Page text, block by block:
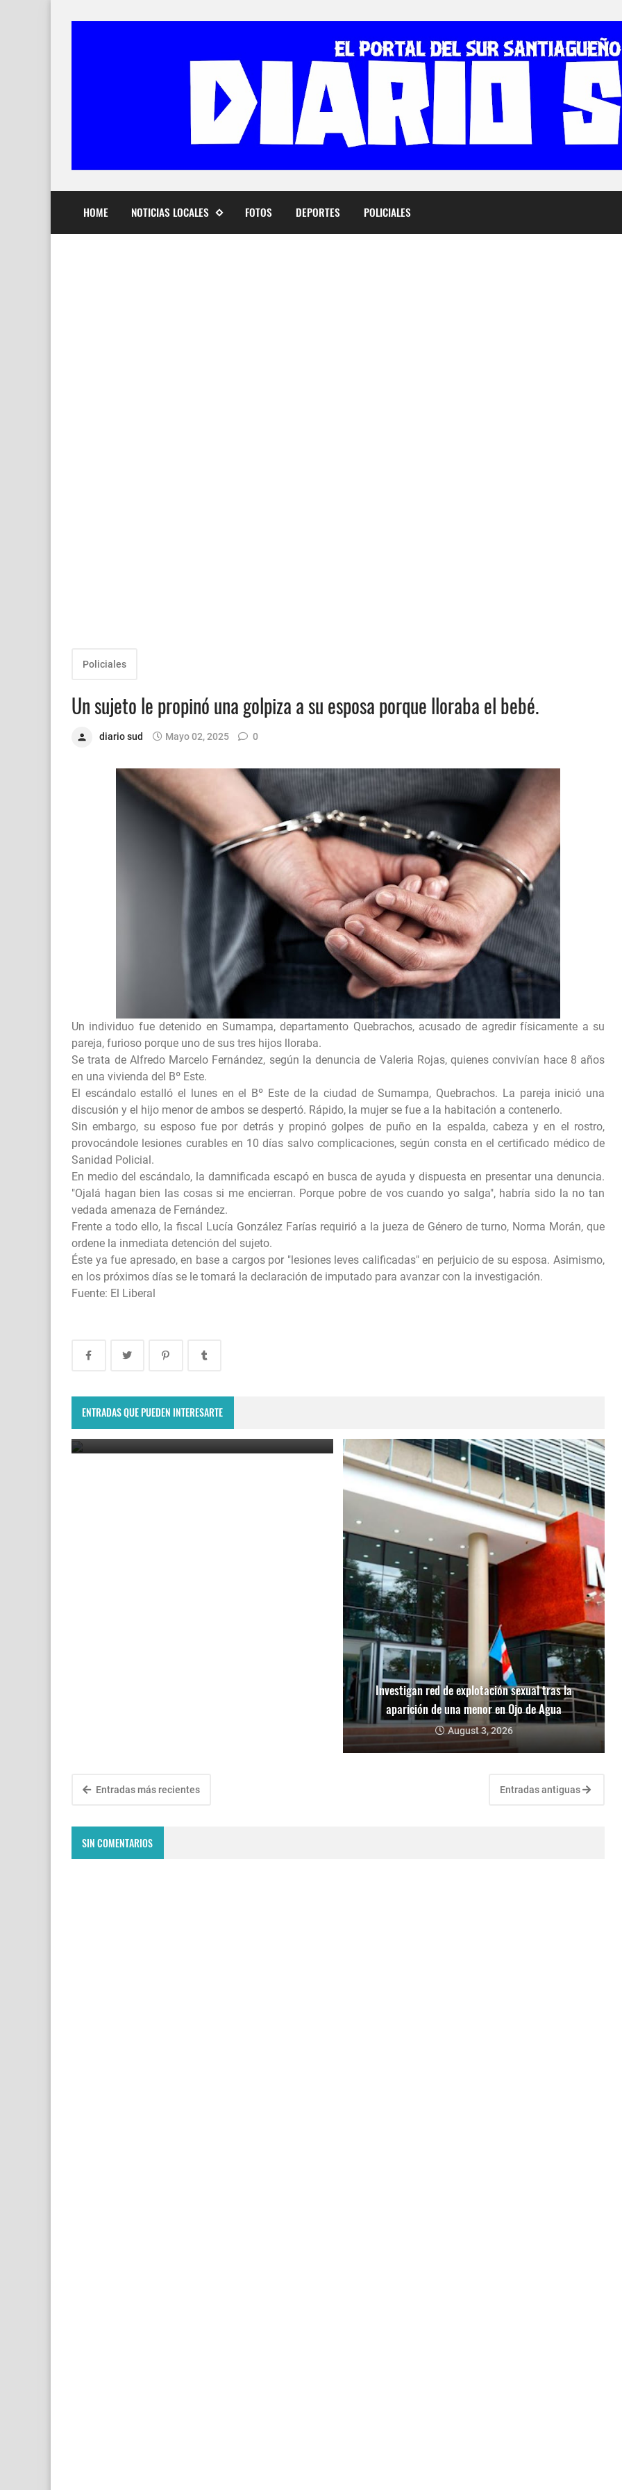
HOME NOTICIAS LOCALES FOTOS DEPORTES POLICIALES
Policiales
Un sujeto le propinó una golpiza a su esposa porque lloraba el bebé.
diario sud Mayo 02, 2025 0
Un individuo fue detenido en Sumampa, departamento Quebrachos, acusado de agredir físicamente a su
pareja, furioso porque uno de sus tres hijos lloraba.
Se trata de Alfredo Marcelo Fernández, según la denuncia de Valeria Rojas, quienes convivían hace 8 años
en una vivienda del Bº Este.
El escándalo estalló el lunes en el Bº Este de la ciudad de Sumampa, Quebrachos. La pareja inició una
discusión y el hijo menor de ambos se despertó. Rápido, la mujer se fue a la habitación a contenerlo.
Sin embargo, su esposo fue por detrás y propinó golpes de puño en la espalda, cabeza y en el rostro,
provocándole lesiones curables en 10 días salvo complicaciones, según consta en el certificado médico de
Sanidad Policial.
En medio del escándalo, la damnificada escapó en busca de ayuda y dispuesta en presentar una denuncia.
"Ojalá hagan bien las cosas si me encierran. Porque pobre de vos cuando yo salga", habría sido la no tan
vedada amenaza de Fernández.
Frente a todo ello, la fiscal Lucía González Farías requirió a la jueza de Género de turno, Norma Morán, que
ordene la inmediata detención del sujeto.
Éste ya fue apresado, en base a cargos por "lesiones leves calificadas" en perjuicio de su esposa. Asimismo,
en los próximos días se le tomará la declaración de imputado para avanzar con la investigación.
Fuente: El Liberal
ENTRADAS QUE PUEDEN INTERESARTE
ahogado en el río Saladillo.
August 4, 2026
Investigan red de explotación sexual tras la
aparición de una menor en Ojo de Agua
August 3, 2026
Entradas más recientes Entradas antiguas
SIN COMENTARIOS